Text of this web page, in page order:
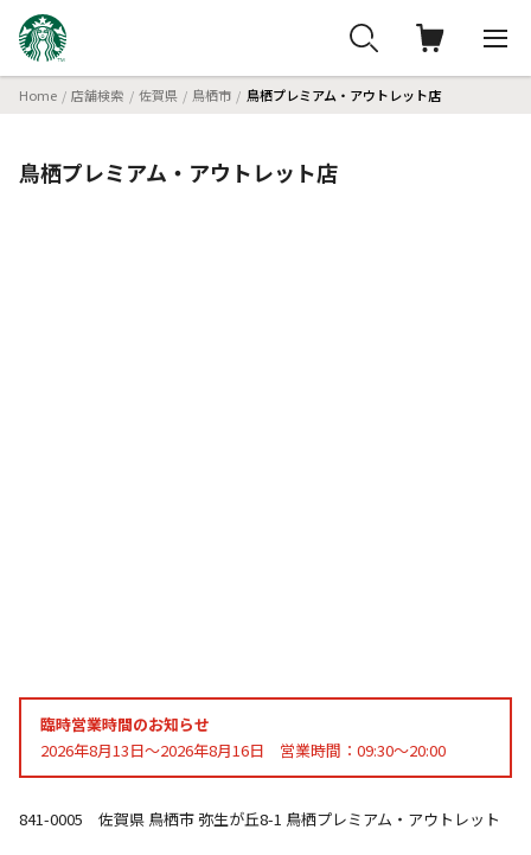
Home 店舗検索 佐賀県 鳥栖市 鳥栖プレミアム・アウトレット店
鳥栖プレミアム・アウトレット店
臨時営業時間のお知らせ
2026年8月13日～2026年8月16日 営業時間：09:30～20:00
841-0005 佐賀県 鳥栖市 弥生が丘8-1 鳥栖プレミアム・アウトレット